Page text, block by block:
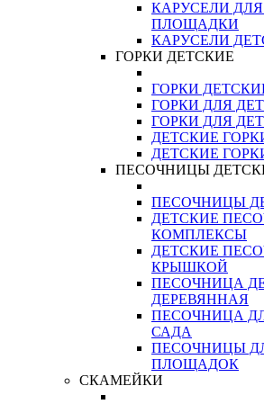
КАРУСЕЛИ
ПЛОЩАДКИ
КАРУСЕЛИ
ГОРКИ ДЕТСКИЕ
ГОРКИ
ГОРКИ ДЛЯ
ГОРКИ ДЛЯ
ДЕТСКИЕ
ДЕТСКИЕ
ПЕСОЧНИЦЫ
ПЕСОЧНИЦЫ
ДЕТСКИЕ
КОМПЛЕКСЫ
ДЕТСКИЕ
КРЫШКОЙ
ПЕСОЧНИЦА
ДЕРЕВЯННАЯ
ПЕСОЧНИЦА
САДА
ПЕСОЧНИЦЫ
ПЛОЩАДОК
СКАМЕЙКИ